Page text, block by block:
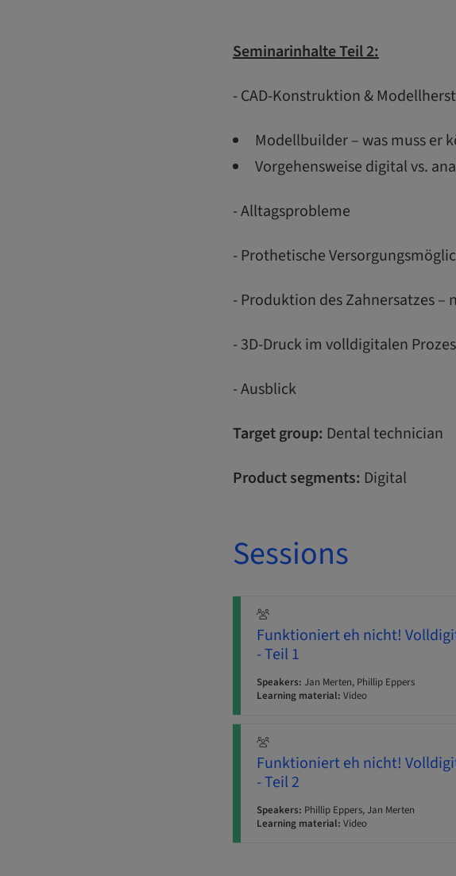
Seminarinhalte Teil 2:
- CAD-Konstruktion &
Modellbuilder – was muss er
Vorgehensweise digital vs.
- Alltagsprobleme
- Prothetische
- Produktion des Zahnersatzes –
- 3D-Druck im volldigitalen
- Ausblick
Target group: Dental technician
Product segments: Digital
Sessions
Funktioniert eh nicht!
- Teil 1
Speakers: Jan Merten, Phillip Eppers
Learning material: Video
Funktioniert eh nicht!
- Teil 2
Speakers: Phillip Eppers, Jan Merten
Learning material: Video